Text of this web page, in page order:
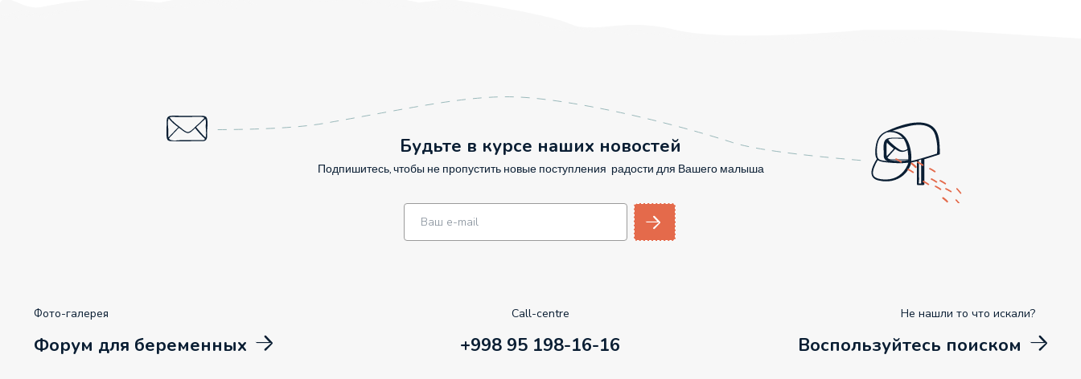
Будьте в курсе наших новостей
Подпишитесь, чтобы не пропустить новые поступления радости для Вашего малыша
Фото-галерея
Форум для беременных
Call-centre
+998 95 198-16-16
Не нашли то что искали?
Воспользуйтесь поиском